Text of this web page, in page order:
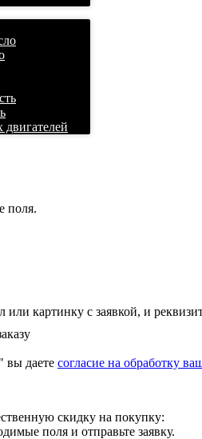
поля.
или картинку с заявкой, и
вы даете согласие на обработку
скидку на покупку:
поля и отправьте заявку.